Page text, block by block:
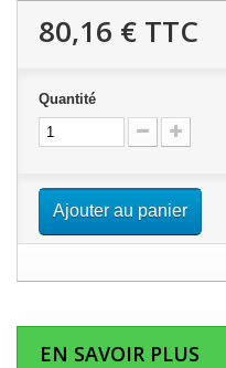
80,16 € TTC
Quantité
Ajouter au panier
EN SAVOIR PLUS